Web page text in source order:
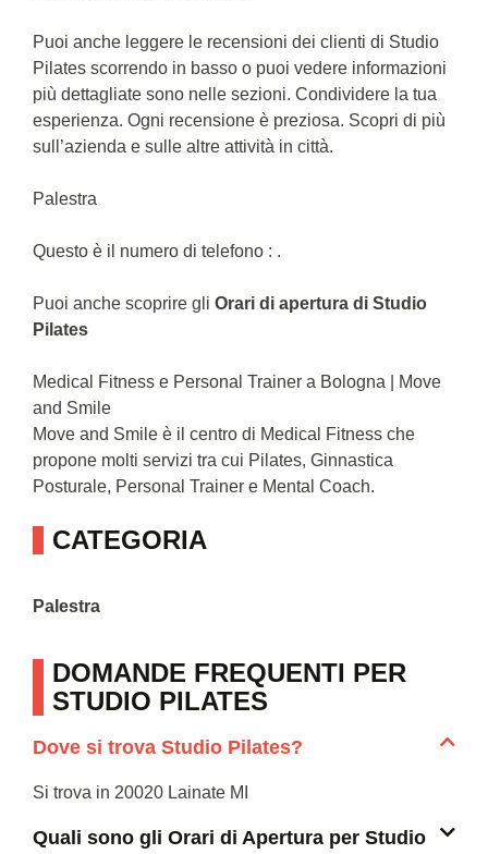
Puoi anche leggere le recensioni dei clienti di Studio
Pilates scorrendo in basso o puoi vedere informazioni
più dettagliate sono nelle sezioni. Condividere la tua
esperienza. Ogni recensione è preziosa. Scopri di più
sull’azienda e sulle altre attività in città.
Palestra
Questo è il numero di telefono : .
Puoi anche scoprire gli Orari di apertura di Studio
Pilates
Medical Fitness e Personal Trainer a Bologna | Move
and Smile
Move and Smile è il centro di Medical Fitness che
propone molti servizi tra cui Pilates, Ginnastica
Posturale, Personal Trainer e Mental Coach.
CATEGORIA
Palestra
DOMANDE FREQUENTI PER
STUDIO PILATES
Dove si trova Studio Pilates?
Si trova in 20020 Lainate MI
Quali sono gli Orari di Apertura per Studio